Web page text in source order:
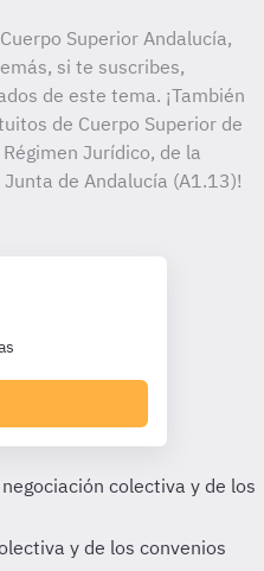
Superior Andalucía,
si te suscribes,
de este tema. ¡También
de Cuerpo Superior de
Jurídico, de la
de Andalucía (A1.13)!